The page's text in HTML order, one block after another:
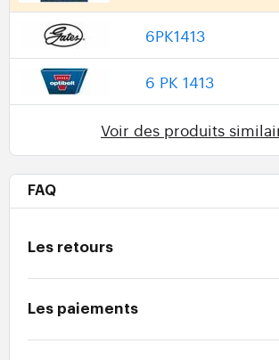
6PK1413
6 PK 1413
Voir des produits
FAQ
Les retours
Les paiements